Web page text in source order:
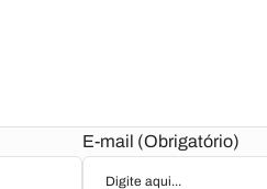
E-mail (Obrigatório)